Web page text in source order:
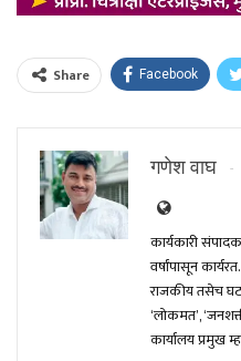
Share Facebook
गणेश वाघ
कार्यकारी संपादक
वर्षांपासून
राजकीय तसेच
‘लोकमत’,
कार्यालय प्रमुख